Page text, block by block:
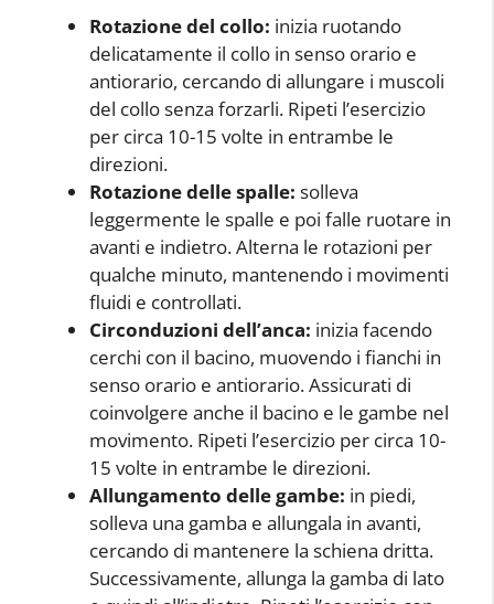
Rotazione del collo: inizia ruotando
delicatamente il collo in senso orario e
antiorario, cercando di allungare i muscoli
del collo senza forzarli. Ripeti l’esercizio
per circa 10-15 volte in entrambe le
direzioni.
Rotazione delle spalle: solleva
leggermente le spalle e poi falle ruotare in
avanti e indietro. Alterna le rotazioni per
qualche minuto, mantenendo i movimenti
fluidi e controllati.
Circonduzioni dell’anca: inizia facendo
cerchi con il bacino, muovendo i fianchi in
senso orario e antiorario. Assicurati di
coinvolgere anche il bacino e le gambe nel
movimento. Ripeti l’esercizio per circa 10-
15 volte in entrambe le direzioni.
Allungamento delle gambe: in piedi,
solleva una gamba e allungala in avanti,
cercando di mantenere la schiena dritta.
Successivamente, allunga la gamba di lato